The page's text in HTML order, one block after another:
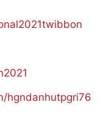
hgndanhutpgri76